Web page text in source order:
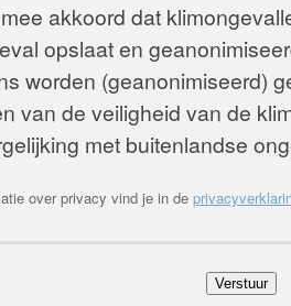
akkoord dat
opslaat en
worden (geanonimiseerd)
van de veiligheid van de
met buitenlandse
over privacy vind je in de